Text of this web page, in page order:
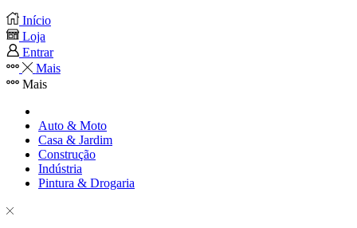
Início
Loja
Entrar
Mais
Mais
Auto & Moto
Casa & Jardim
Construção
Indústria
Pintura & Drogaria